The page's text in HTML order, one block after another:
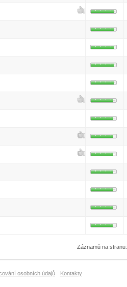
Záznamů na stranu:
osobních údajů Kontakty